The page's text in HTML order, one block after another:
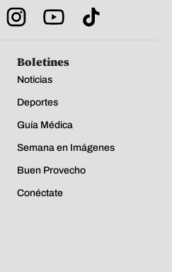
Boletines
Noticias
Deportes
Guía Médica
Semana en Imágenes
Buen Provecho
Conéctate